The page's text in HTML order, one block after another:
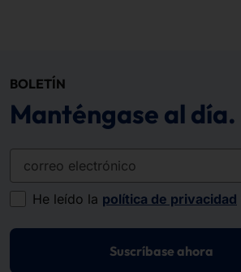
BOLETÍN
Manténgase al día.
correo electrónico
He leído la política de privacidad
Suscríbase ahora